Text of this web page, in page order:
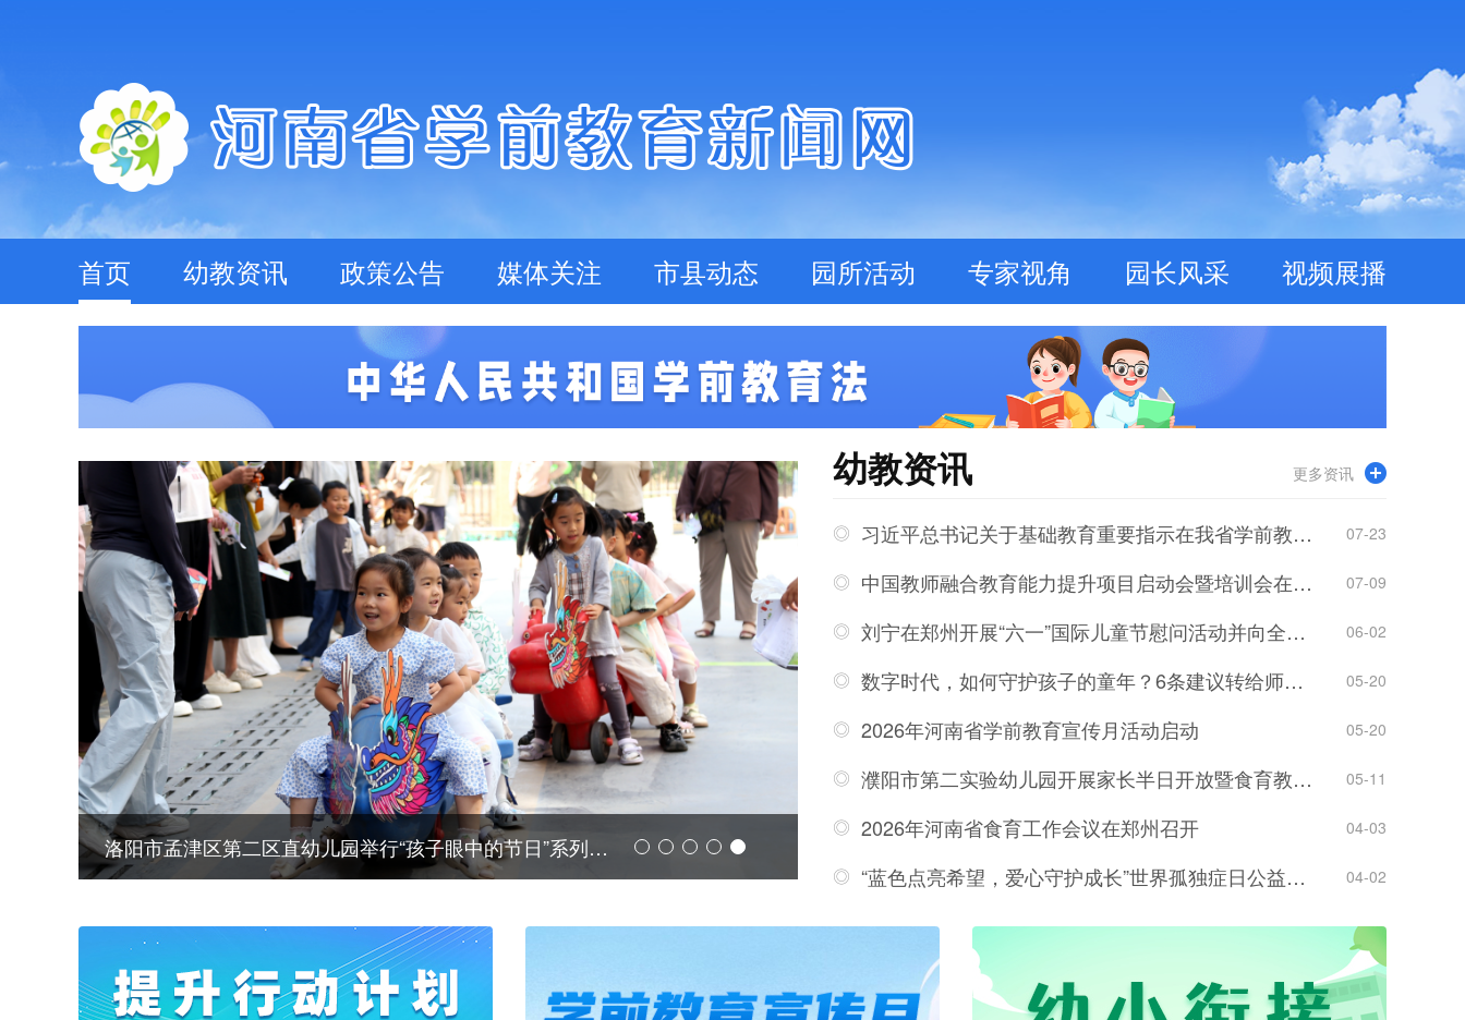
首页 幼教资讯 政策公告 媒体关注 市县动态 园所活动 专家视角 园长风采 视频展播
洛阳市孟津区第二区直幼儿园举行“孩子眼中的节日”系列活动
幼教资讯 更多资讯
习近平总书记关于基础教育重要指示在我省学前教育战线引发热烈反响 07-23
中国教师融合教育能力提升项目启动会暨培训会在郑州召开 07-09
刘宁在郑州开展“六一”国际儿童节慰问活动并向全省少年儿童致以节日祝福 06-02
数字时代，如何守护孩子的童年？6条建议转给师生家长 05-20
2026年河南省学前教育宣传月活动启动 05-20
濮阳市第二实验幼儿园开展家长半日开放暨食育教学成果展示活动举行 05-11
2026年河南省食育工作会议在郑州召开 04-03
“蓝色点亮希望，爱心守护成长”世界孤独症日公益宣传活动举行 04-02